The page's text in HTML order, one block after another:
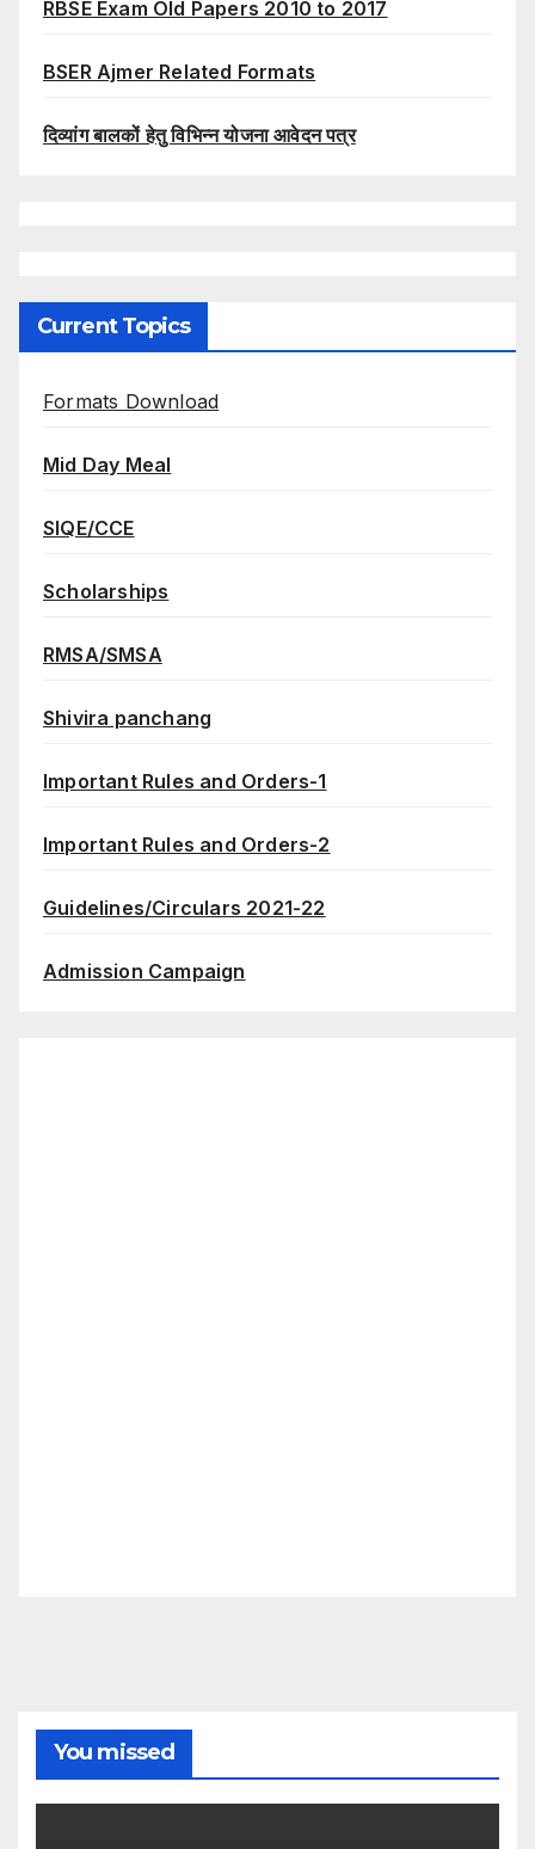
RBSE Exam Old Papers 2010 to 2017
BSER Ajmer Related Formats
दिव्यांग बालकों हेतु विभिन्न योजना आवेदन पत्र
Current Topics
Formats Download
Mid Day Meal
SIQE/CCE
Scholarships
RMSA/SMSA
Shivira panchang
Important Rules and Orders-1
Important Rules and Orders-2
Guidelines/Circulars 2021-22
Admission Campaign
You missed